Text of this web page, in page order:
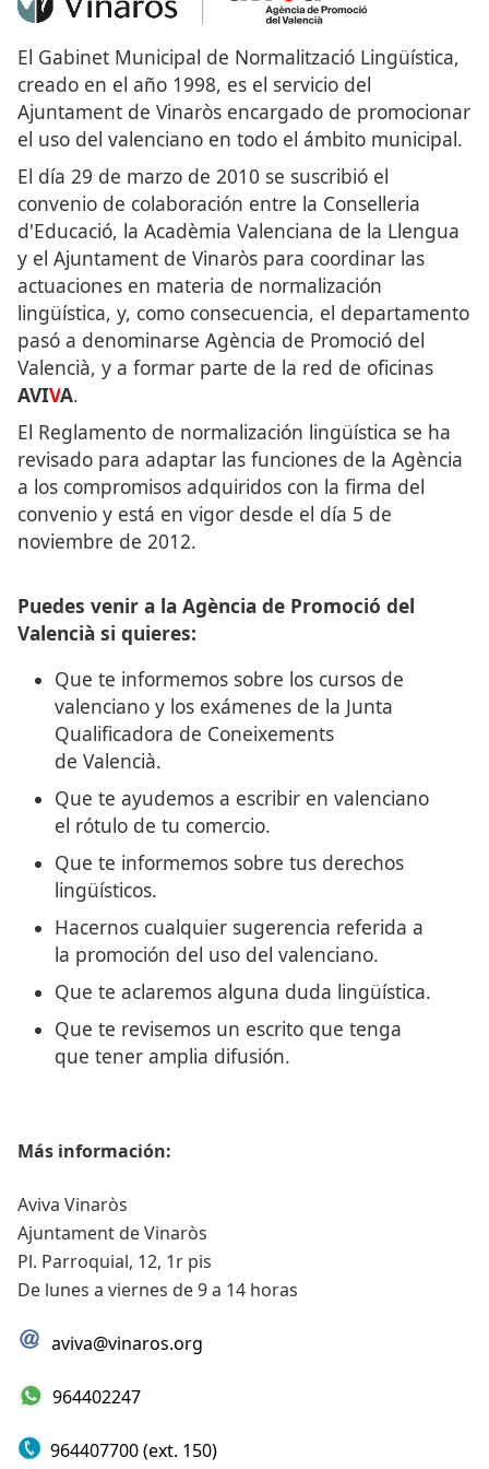
El Gabinet Municipal de Normalització Lingüística,
creado en el año 1998, es el servicio del
Ajuntament de Vinaròs encargado de promocionar
el uso del valenciano en todo el ámbito municipal.
El día 29 de marzo de 2010 se suscribió el
convenio de colaboración entre la Conselleria
d'Educació, la Acadèmia Valenciana de la Llengua
y el Ajuntament de Vinaròs para coordinar las
actuaciones en materia de normalización
lingüística, y, como consecuencia, el departamento
pasó a denominarse Agència de Promoció del
Valencià, y a formar parte de la red de oficinas
AVIVA.
El Reglamento de normalización lingüística se ha
revisado para adaptar las funciones de la Agència
a los compromisos adquiridos con la firma del
convenio y está en vigor desde el día 5 de
noviembre de 2012.
Puedes venir a la Agència de Promoció del
Valencià si quieres:
Que te informemos sobre los cursos de
valenciano y los exámenes de la Junta
Qualificadora de Coneixements
de Valencià.
Que te ayudemos a escribir en valenciano
el rótulo de tu comercio.
Que te informemos sobre tus derechos
lingüísticos.
Hacernos cualquier sugerencia referida a
la promoción del uso del valenciano.
Que te aclaremos alguna duda lingüística.
Que te revisemos un escrito que tenga
que tener amplia difusión.
Más información:
Aviva Vinaròs
Ajuntament de Vinaròs
Pl. Parroquial, 12, 1r pis
De lunes a viernes de 9 a 14 horas
aviva@vinaros.org
964402247
964407700 (ext. 150)